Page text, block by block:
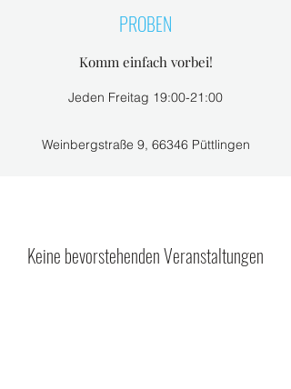
PROBEN
Komm einfach vorbei!
Jeden Freitag 19:00-21:00
Weinbergstraße 9, 66346 Püttlingen
Keine bevorstehenden Veranstaltungen